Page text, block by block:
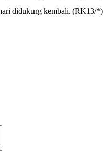
didukung kembali. (RK13/*)